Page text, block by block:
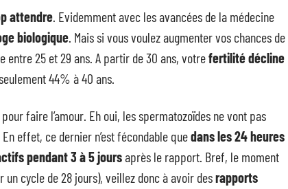
attendre. Evidemment avec les avancées de la médecine
biologique. Mais si vous voulez augmenter vos chances de
25 et 29 ans. A partir de 30 ans, votrefertilité décline
44% à 40 ans.
pour faire l’amour. Eh oui, les spermatozoïdes ne vont pas
effet, ce dernier n’est fécondable quedans les 24 heures
pendant 3 à 5 joursaprès le rapport. Bref, le moment
un cycle de 28 jours), veillez donc à avoir desrapports